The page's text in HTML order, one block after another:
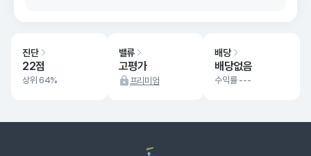
진단
22점
상위 64%
밸류
고평가
프리미엄
배당
배당없음
수익률 ---